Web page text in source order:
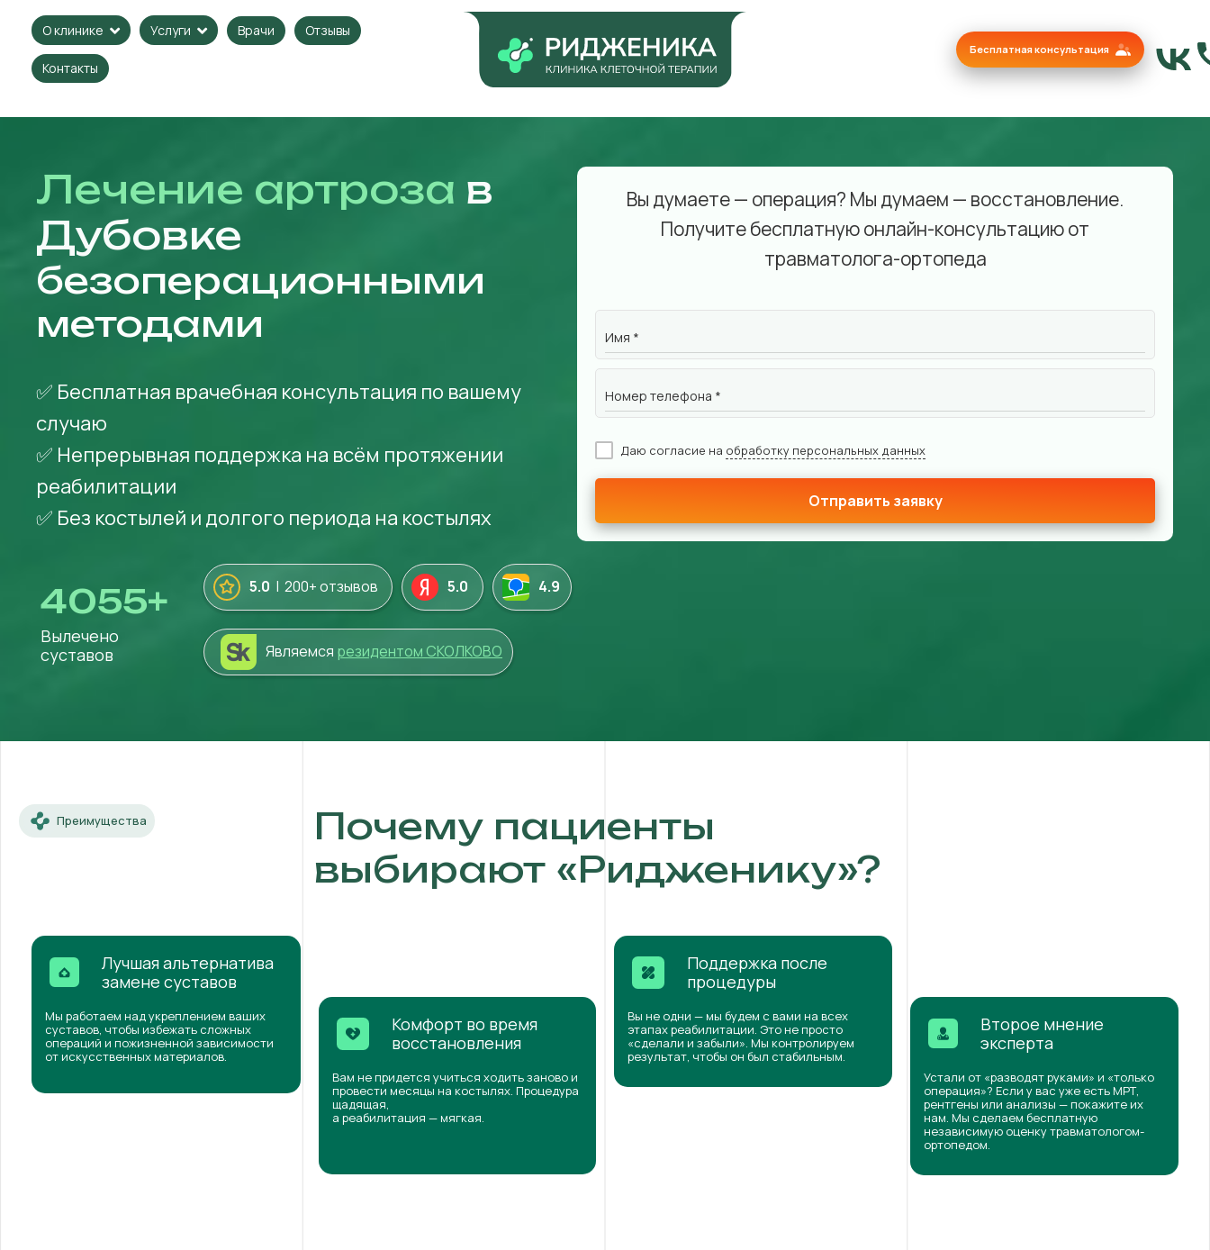
О клинике Услуги Врачи Отзывы
Контакты
Бесплатная консультация
Лечение артроза в
Дубовке
безоперационными
методами
✅ Бесплатная врачебная консультация по вашему
случаю
✅ Непрерывная поддержка на всём протяжении
реабилитации
✅ Без костылей и долгого периода на костылях
4055+
Вылечено
суставов
5.0 | 200+ отзывов 5.0 4.9
Являемся резидентом СКОЛКОВО
Вы думаете — операция? Мы думаем — восстановление.
Получите бесплатную онлайн-консультацию от
травматолога-ортопеда
Имя *
Номер телефона *
Даю согласие на обработку персональных данных
Отправить заявку
Преимущества
Почему пациенты
выбирают «Ридженику»?
Лучшая альтернатива
замене суставов
Мы работаем над укреплением ваших
суставов, чтобы избежать сложных
операций и пожизненной зависимости
от искусственных материалов.
Комфорт во время
восстановления
Вам не придется учиться ходить заново и
провести месяцы на костылях. Процедура
щадящая,
а реабилитация — мягкая.
Поддержка после
процедуры
Вы не одни — мы будем с вами на всех
этапах реабилитации. Это не просто
«сделали и забыли». Мы контролируем
результат, чтобы он был стабильным.
Второе мнение
эксперта
Устали от «разводят руками» и «только
операция»? Если у вас уже есть МРТ,
рентгены или анализы — покажите их
нам. Мы сделаем бесплатную
независимую оценку травматологом-
ортопедом.